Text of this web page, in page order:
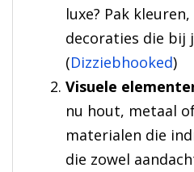
luxe? Pak
decoraties die bij
(Dizziebhooked)
Visuele
nu hout, metaal
materialen die
die zowel